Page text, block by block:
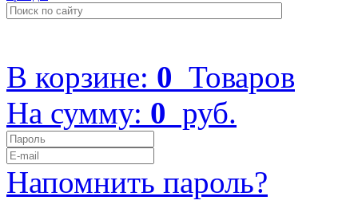
В корзине: 0 Товаров
На сумму: 0 руб.
Напомнить пароль?